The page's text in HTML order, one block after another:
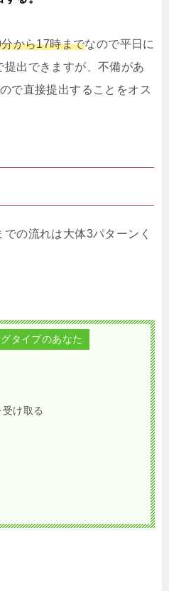
から17時までなので平日に
出できますが、不備があ
で直接提出することをオス
の流れは大体3パターンく
タイプのあなた
け取る